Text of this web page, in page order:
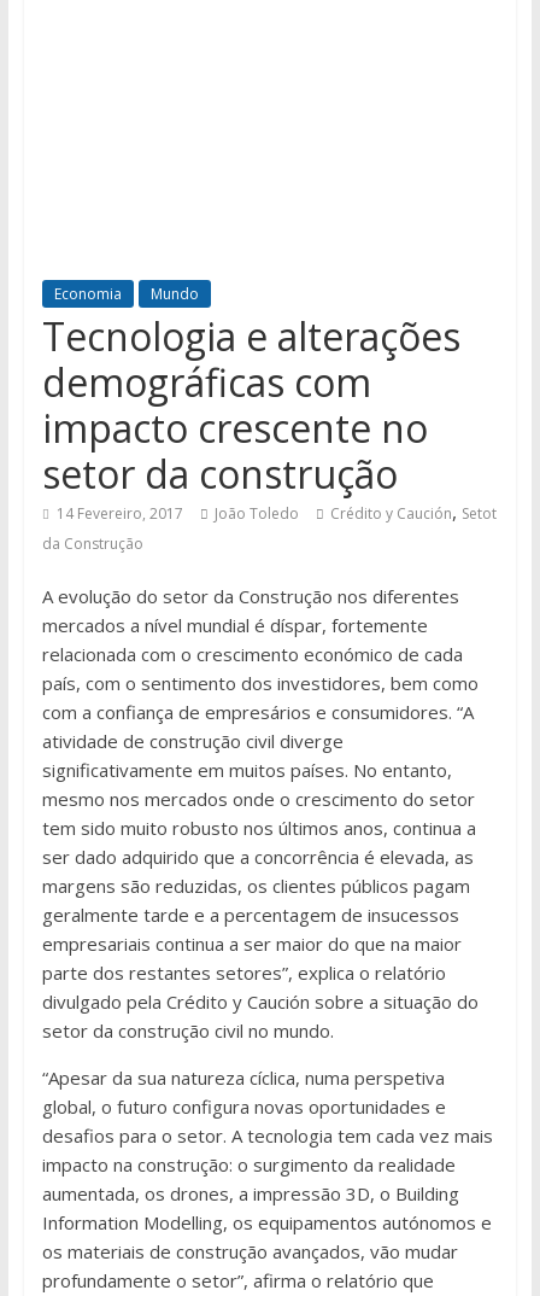
Economia Mundo
Tecnologia e alterações
demográficas com
impacto crescente no
setor da construção
14 Fevereiro, 2017 João Toledo Crédito y Caución, Setot
da Construção
A evolução do setor da Construção nos diferentes
mercados a nível mundial é díspar, fortemente
relacionada com o crescimento económico de cada
país, com o sentimento dos investidores, bem como
com a confiança de empresários e consumidores. “A
atividade de construção civil diverge
significativamente em muitos países. No entanto,
mesmo nos mercados onde o crescimento do setor
tem sido muito robusto nos últimos anos, continua a
ser dado adquirido que a concorrência é elevada, as
margens são reduzidas, os clientes públicos pagam
geralmente tarde e a percentagem de insucessos
empresariais continua a ser maior do que na maior
parte dos restantes setores”, explica o relatório
divulgado pela Crédito y Caución sobre a situação do
setor da construção civil no mundo.
“Apesar da sua natureza cíclica, numa perspetiva
global, o futuro configura novas oportunidades e
desafios para o setor. A tecnologia tem cada vez mais
impacto na construção: o surgimento da realidade
aumentada, os drones, a impressão 3D, o Building
Information Modelling, os equipamentos autónomos e
os materiais de construção avançados, vão mudar
profundamente o setor”, afirma o relatório que